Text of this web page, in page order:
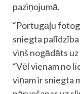
paziņojumā.
“Portugāļu
sniegta
viņš nogādāts
“Vēl vienam no
viņam ir sniegta